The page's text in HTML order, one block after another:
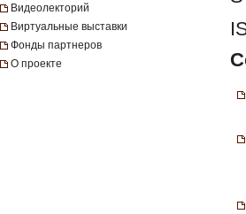
Видеолекторий
Виртуальные выставки
Фонды партнеров
О проекте